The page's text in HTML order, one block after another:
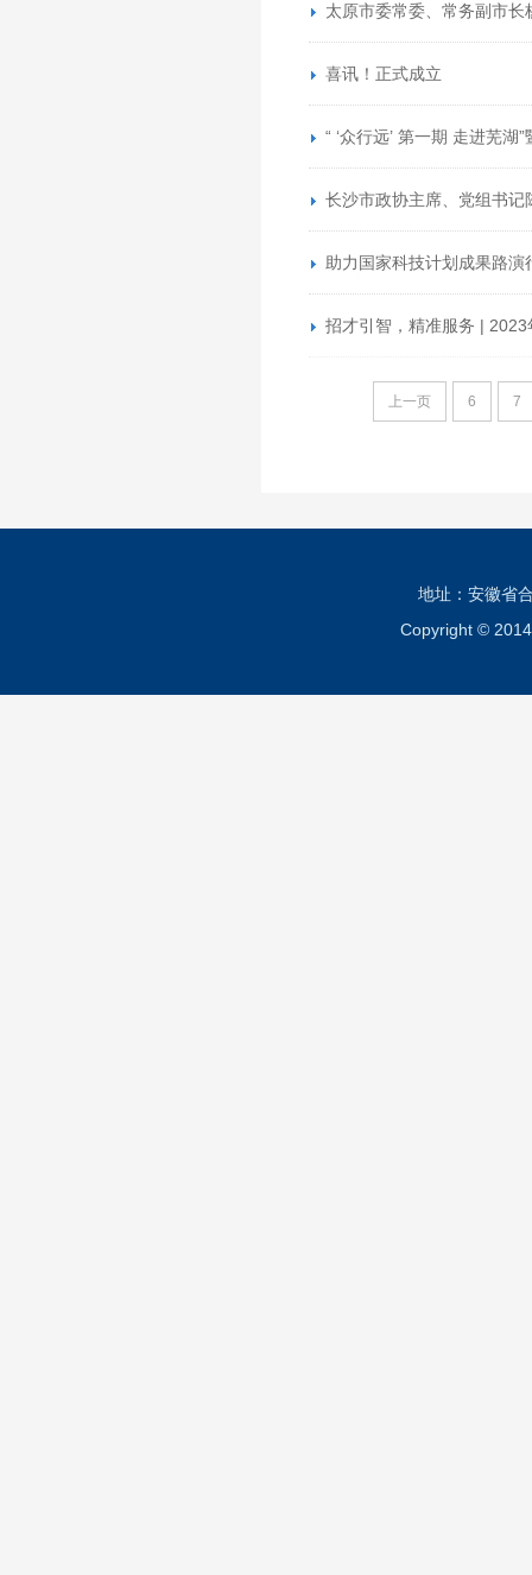
太原市委常委、常务副市
喜讯！正式成立
“ ‘众行远’ 第一期 走进芜
长沙市政协主席、党组书
助力国家科技计划成果路
招才引智，精准服务 |
上一页 6 7
地址：安徽省
Copyright ©